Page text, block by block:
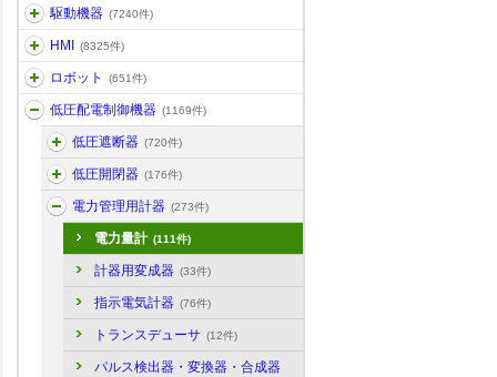
駆動機器 (7240件)
HMI (8325件)
ロボット (651件)
低圧配電制御機器 (1169件)
低圧遮断器 (720件)
低圧開閉器 (176件)
電力管理用計器 (273件)
電力量計 (111件)
計器用変成器 (33件)
指示電気計器 (76件)
トランスデューサ (12件)
パルス検出器・変換器・合成器